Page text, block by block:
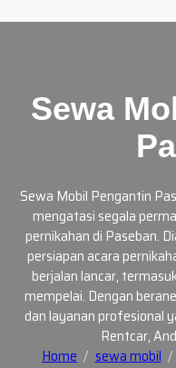
Sewa
Sewa Mobil Pengantin
mengatasi segala
pernikahan di Paseban.
persiapan acara
berjalan lancar,
mempelai. Dengan
dan layanan profesional
Rentcar,
Home
sewa mobil